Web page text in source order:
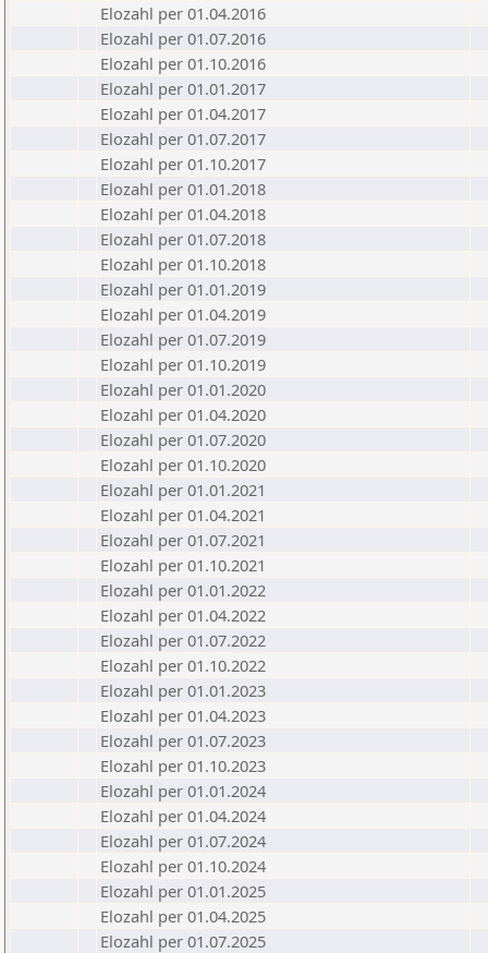
Elozahl per 01.04.2016
Elozahl per 01.07.2016
Elozahl per 01.10.2016
Elozahl per 01.01.2017
Elozahl per 01.04.2017
Elozahl per 01.07.2017
Elozahl per 01.10.2017
Elozahl per 01.01.2018
Elozahl per 01.04.2018
Elozahl per 01.07.2018
Elozahl per 01.10.2018
Elozahl per 01.01.2019
Elozahl per 01.04.2019
Elozahl per 01.07.2019
Elozahl per 01.10.2019
Elozahl per 01.01.2020
Elozahl per 01.04.2020
Elozahl per 01.07.2020
Elozahl per 01.10.2020
Elozahl per 01.01.2021
Elozahl per 01.04.2021
Elozahl per 01.07.2021
Elozahl per 01.10.2021
Elozahl per 01.01.2022
Elozahl per 01.04.2022
Elozahl per 01.07.2022
Elozahl per 01.10.2022
Elozahl per 01.01.2023
Elozahl per 01.04.2023
Elozahl per 01.07.2023
Elozahl per 01.10.2023
Elozahl per 01.01.2024
Elozahl per 01.04.2024
Elozahl per 01.07.2024
Elozahl per 01.10.2024
Elozahl per 01.01.2025
Elozahl per 01.04.2025
Elozahl per 01.07.2025